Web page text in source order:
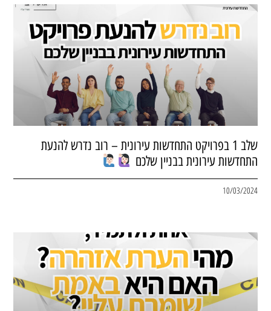
שלב 1 בפרויקט התחדשות עירונית – רוב נדרש להנעת
התחדשות עירונית בבניין שלכם
10/03/2024